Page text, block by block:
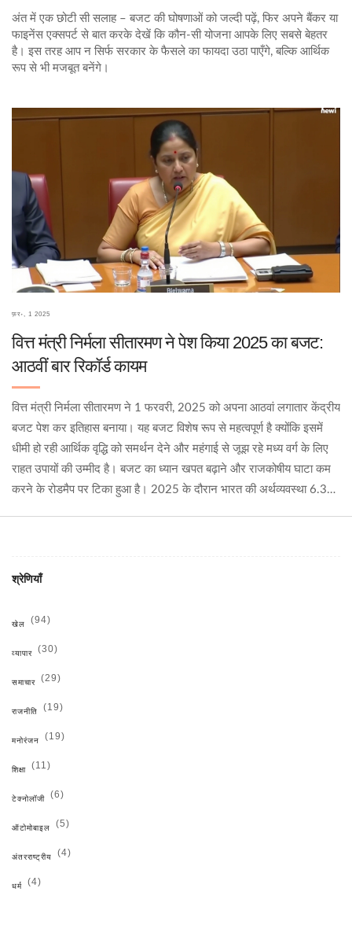
अंत में एक छोटी सी सलाह – बजट की घोषणाओं को जल्दी पढ़ें, फिर अपने बैंकर या
फाइनेंस एक्सपर्ट से बात करके देखें कि कौन‑सी योजना आपके लिए सबसे बेहतर
है। इस तरह आप न सिर्फ सरकार के फैसले का फायदा उठा पाएँगे, बल्कि आर्थिक
रूप से भी मजबूत बनेंगे।
फ़र॰, 1 2025
वित्त मंत्री निर्मला सीतारमण ने पेश किया 2025 का बजट:
आठवीं बार रिकॉर्ड कायम
वित्त मंत्री निर्मला सीतारमण ने 1 फरवरी, 2025 को अपना आठवां लगातार केंद्रीय
बजट पेश कर इतिहास बनाया। यह बजट विशेष रूप से महत्वपूर्ण है क्योंकि इसमें
धीमी हो रही आर्थिक वृद्धि को समर्थन देने और महंगाई से जूझ रहे मध्य वर्ग के लिए
राहत उपायों की उम्मीद है। बजट का ध्यान खपत बढ़ाने और राजकोषीय घाटा कम
करने के रोडमैप पर टिका हुआ है। 2025 के दौरान भारत की अर्थव्यवस्था 6.3%
श्रेणियाँ
खेल (94)
व्यापार (30)
समाचार (29)
राजनीति (19)
मनोरंजन (19)
शिक्षा (11)
टेक्नोलॉजी (6)
ऑटोमोबाइल (5)
अंतरराष्ट्रीय (4)
धर्म (4)